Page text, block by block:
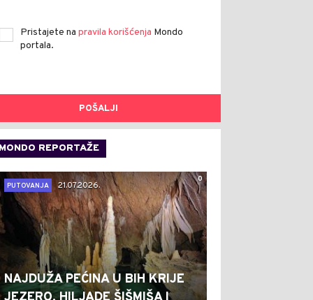
Pristajete na pravila korišćenja Mondo
portala.
POŠALJI
MONDO REPORTAŽE
0
PUTOVANJA
21.07.2026.
NAJDUŽA PEĆINA U BIH KRIJE